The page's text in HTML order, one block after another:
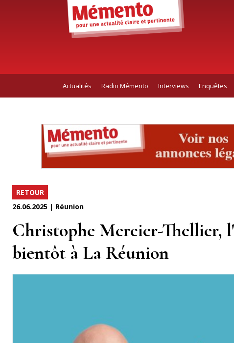
Actualités Radio Mémento Interviews Enquêtes
RETOUR
26.06.2025 | Réunion
Christophe Mercier-Thellier,
bientôt à La Réunion